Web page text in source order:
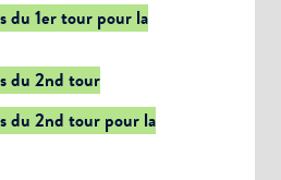
du 1er tour pour la
du 2nd tour
du 2nd tour pour la